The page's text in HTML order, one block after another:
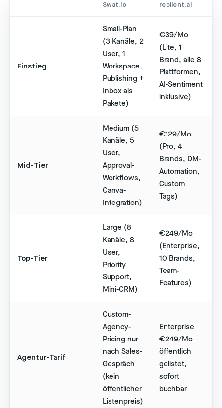
Swat.io replient.ai
Einstieg
Small-Plan
(3 Kanäle, 2
User, 1
Workspace,
Publishing +
Inbox als
Pakete)
€39/Mo
(Lite, 1
Brand, alle 8
Plattformen,
AI-Sentiment
inklusive)
Mid-Tier
Medium (5
Kanäle, 5
User,
Approval-
Workflows,
Canva-
Integration)
€129/Mo
(Pro, 4
Brands, DM-
Automation,
Custom
Tags)
Top-Tier
Large (8
Kanäle, 8
User,
Priority
Support,
Mini-CRM)
€249/Mo
(Enterprise,
10 Brands,
Team-
Features)
Agentur-Tarif
Custom-
Agency-
Pricing nur
nach Sales-
Gespräch
(kein
öffentlicher
Listenpreis)
Enterprise
€249/Mo
öffentlich
gelistet,
sofort
buchbar